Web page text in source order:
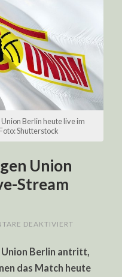
Berlin heute live im
Shutterstock
Union
Stream
DEAKTIVIERT
GEGEN
UNION
BERLIN
Berlin antritt,
das Match heute